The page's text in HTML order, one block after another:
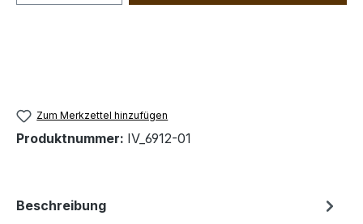
Zum Merkzettel hinzufügen
Produktnummer: IV_6912-01
Beschreibung